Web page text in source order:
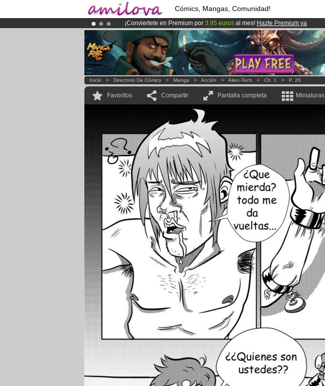
Cómics, Mangas, Comunidad!
¡Conviertete en Premium por 3.95 euros al mes! Hazte Premium ya
¡Ya tenemos 100000miembrosy 1000Cómics y Mangas!.
El Kickstarter Amilova está desormado lanzado!.
Inicio > Directorio De Cómics > Manga > Acción > Alien-Tech > Ch. 1 > P. 20
Favoritos Compartir Pantalla completa Miniaturas